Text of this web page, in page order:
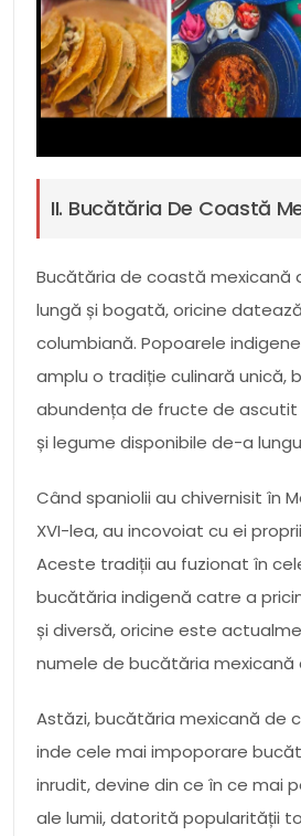
II. Bucătăria De Coastă
Bucătăria de coastă mexicană
lungă și bogată, oricine
columbiană. Popoarele
amplu o tradiție culinară unică,
abundența de fructe de
și legume disponibile de-a
Când spaniolii au chivernisit în
XVI-lea, au incovoiat cu ei
Aceste tradiții au fuzionat în
bucătăria indigenă catre a
și diversă, oricine este
numele de bucătăria mexicană
Astăzi, bucătăria mexicană de
inde cele mai impoporare
inrudit, devine din ce în ce mai
ale lumii, datorită popularității